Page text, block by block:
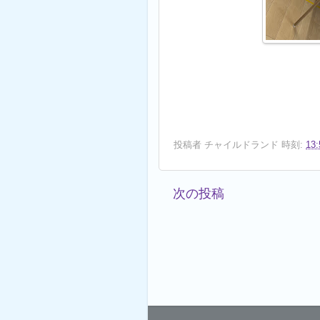
投稿者 チャイルドランド 時刻:
次の投稿